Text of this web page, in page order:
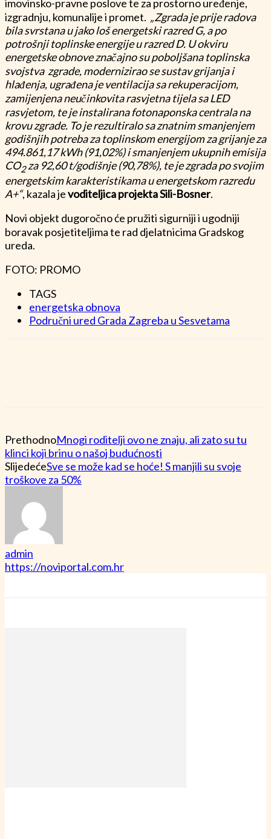
imovinsko-pravne poslove te za prostorno uređenje,
izgradnju, komunalije i promet. „Zgrada je prije radova
bila svrstana u jako loš energetski razred G, a po
potrošnji toplinske energije u razred D. U okviru
energetske obnove značajno su poboljšana toplinska
svojstva zgrade, modernizirao se sustav grijanja i
hlađenja, ugrađena je ventilacija sa rekuperacijom,
zamijenjena neučinkovita rasvjetna tijela sa LED
rasvjetom, te je instalirana fotonaponska centrala na
krovu zgrade. To je rezultiralo sa znatnim smanjenjem
godišnjih potreba za toplinskom energijom za grijanje za
494.861,17 kWh (91,02%) i smanjenjem ukupnih emisija
CO2za 92,60 t/godišnje (90,78%), te je zgrada po svojim
energetskim karakteristikama u energetskom razredu
A+“, kazala jevoditeljica projekta Sili-Bosner.
Novi objekt dugoročno će pružiti sigurniji i ugodniji
boravak posjetiteljima te rad djelatnicima Gradskog
ureda.
FOTO: PROMO
TAGS
energetska obnova
Područni ured Grada Zagreba u Sesvetama
PrethodnoMnogi roditelji ovo ne znaju, ali zato su tu
klinci koji brinu o našoj budućnosti
SlijedećeSve se može kad se hoće! S manjili su svoje
troškove za 50%
admin
https://noviportal.com.hr